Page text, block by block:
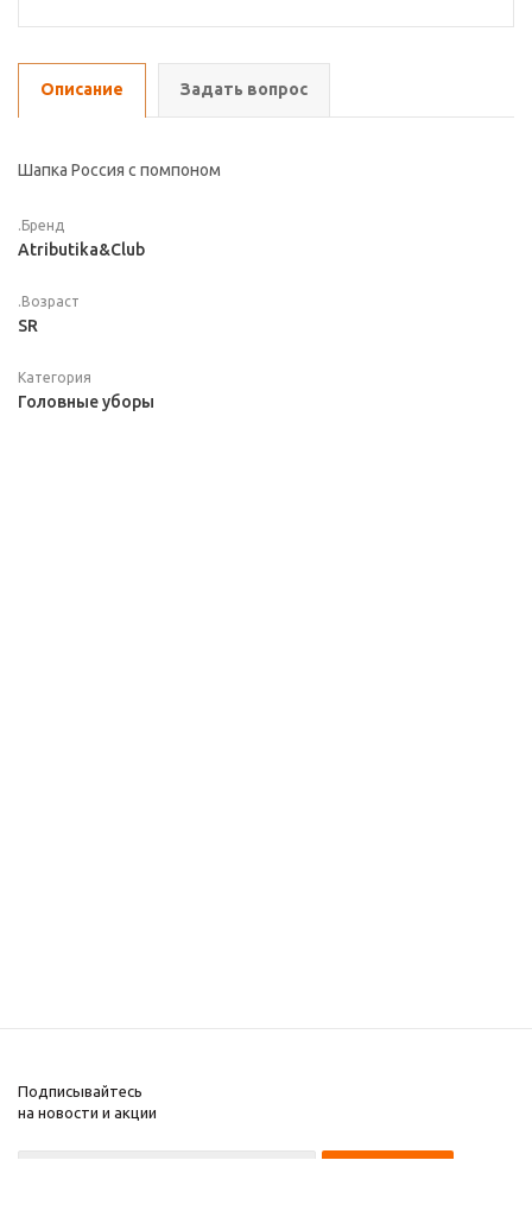
Описание Задать вопрос
Шапка Россия с помпоном
.Бренд
Atributika&Club
.Возраст
SR
Категория
Головные уборы
Подписывайтесь
на новости и акции